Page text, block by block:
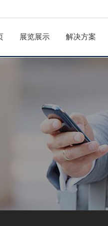
展览展示 解决方案